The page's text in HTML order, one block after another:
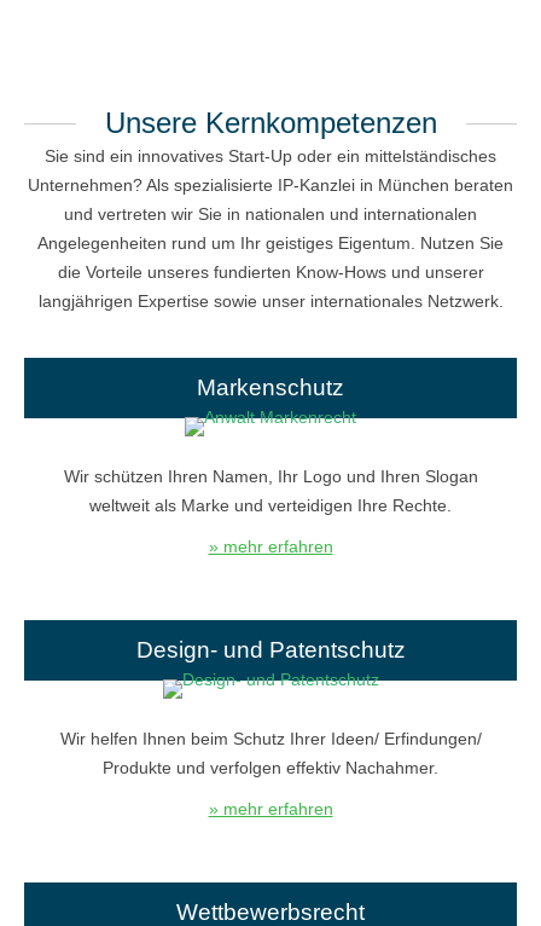
Unsere Kernkompetenzen
Sie sind ein innovatives Start-Up oder ein mittelständisches
Unternehmen? Als spezialisierte IP-Kanzlei in München beraten
und vertreten wir Sie in nationalen und internationalen
Angelegenheiten rund um Ihr geistiges Eigentum. Nutzen Sie
die Vorteile unseres fundierten Know-Hows und unserer
langjährigen Expertise sowie unser internationales Netzwerk.
Markenschutz
Wir schützen Ihren Namen, Ihr Logo und Ihren Slogan
weltweit als Marke und verteidigen Ihre Rechte.
» mehr erfahren
Design- und Patentschutz
Wir helfen Ihnen beim Schutz Ihrer Ideen/ Erfindungen/
Produkte und verfolgen effektiv Nachahmer.
» mehr erfahren
Wettbewerbsrecht